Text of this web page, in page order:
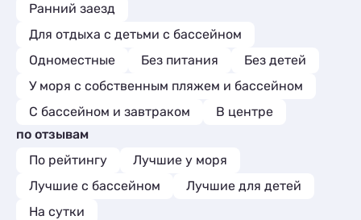
Ранний заезд
Для отдыха с детьми с бассейном
Одноместные
Без питания
Без детей
У моря с собственным пляжем и бассейном
С бассейном и завтраком
В центре
по отзывам
По рейтингу
Лучшие у моря
Лучшие с бассейном
Лучшие для детей
На сутки